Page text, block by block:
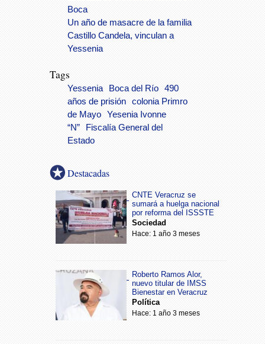
Boca
Un año de masacre de la familia
Castillo Candela, vinculan a
Yessenia
Tags
Yessenia Boca del Río
490
años de prisión
colonia Primro
de Mayo
Yesenia Ivonne
“N”
Fiscalía General del
Estado
Destacadas
CNTE Veracruz se
sumará a huelga nacional
por reforma del ISSSTE
Sociedad
Hace: 1 año 3 meses
Roberto Ramos Alor,
nuevo titular de IMSS
Bienestar en Veracruz
Política
Hace: 1 año 3 meses